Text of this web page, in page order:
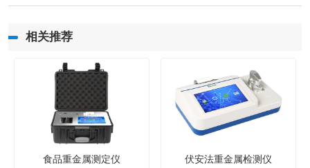
相关推荐
食品重金属测定仪 伏安法重金属检测仪